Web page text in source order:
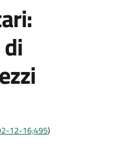
12-16;495)